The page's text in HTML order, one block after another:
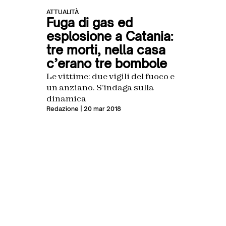
ATTUALITÀ
Fuga di gas ed
esplosione a Catania:
tre morti, nella casa
c’erano tre bombole
Le vittime: due vigili del fuoco e
un anziano. S’indaga sulla
dinamica
Redazione | 20 mar 2018